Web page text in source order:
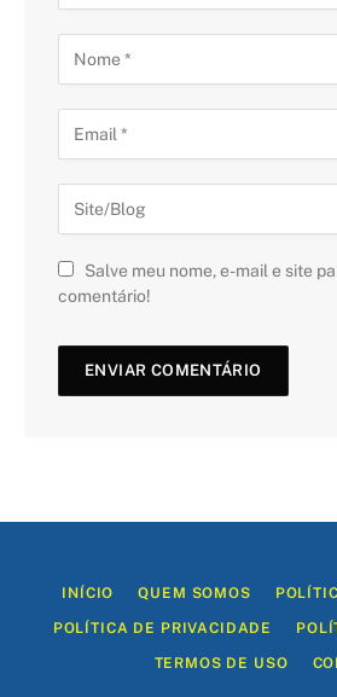
Salve meu nome, e-mail e site
comentário!
INÍCIO QUEM SOMOS
POLÍTICA DE PRIVACIDADE
TERMOS DE USO